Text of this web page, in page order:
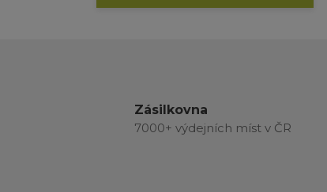
Zásilkovna
7000+ výdejních míst v ČR